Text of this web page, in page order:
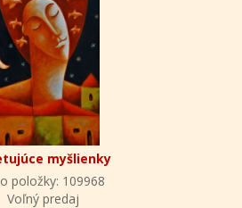
myšlienky
položky: 109968
Voľný predaj